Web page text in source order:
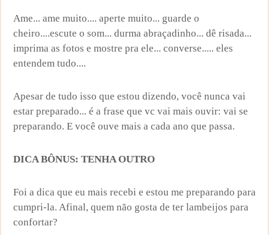
Ame... ame muito.... aperte muito... guarde o
cheiro....escute o som... durma abraçadinho... dê risada...
imprima as fotos e mostre pra ele... converse..... eles
entendem tudo....
Apesar de tudo isso que estou dizendo, você nunca vai
estar preparado... é a frase que vc vai mais ouvir: vai se
preparando. E você ouve mais a cada ano que passa.
DICA BÔNUS: TENHA OUTRO
Foi a dica que eu mais recebi e estou me preparando para
cumpri-la. Afinal, quem não gosta de ter lambeijos para
confortar?